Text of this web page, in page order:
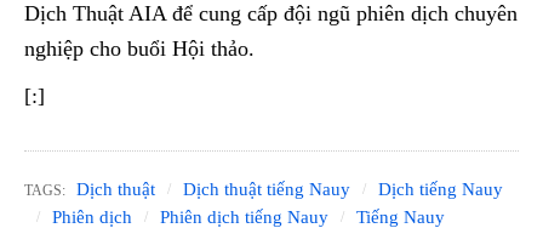
Dịch Thuật AIA để cung cấp đội ngũ phiên dịch chuyên
nghiệp cho buổi Hội thảo.
[:]
TAGS: Dịch thuật Dịch thuật tiếng Nauy
Dịch tiếng Nauy
Phiên dịch
Phiên dịch tiếng Nauy Tiếng Nauy